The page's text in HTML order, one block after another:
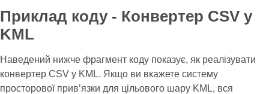
Приклад коду - Конвертер CSV у
KML
Наведений нижче фрагмент коду показує, як реалізувати
конвертер CSV у KML. Якщо ви вкажете систему
просторової прив’язки для цільового шару KML, вся